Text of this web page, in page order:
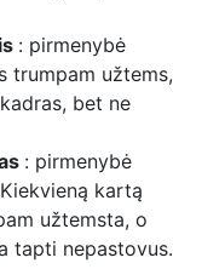
: pirmenybė
trumpam užtems,
bet ne
: pirmenybė
kartą
užtemsta, o
tapti nepastovus.